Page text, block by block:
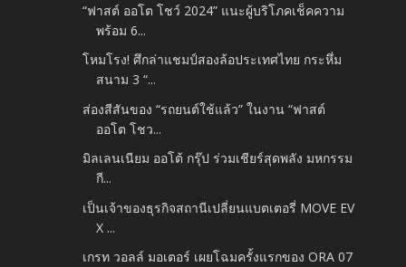
“ฟาสต์ ออโต โชว์ 2024” แนะผู้บริโภคเช็คความ
พร้อม 6...
โหมโรง! ศึกล่าแชมป์สองล้อประเทศไทย กระหึ่ม
สนาม 3 “...
ส่องสีสันของ “รถยนต์ใช้แล้ว” ในงาน “ฟาสต์
ออโต โชว...
มิลเลนเนียม ออโต้ กรุ๊ป ร่วมเชียร์สุดพลัง มหกรรม
กี...
เป็นเจ้าของธุรกิจสถานีเปลี่ยนแบตเตอรี่ MOVE EV
X ...
เกรท วอลล์ มอเตอร์ เผยโฉมครั้งแรกของ ORA 07